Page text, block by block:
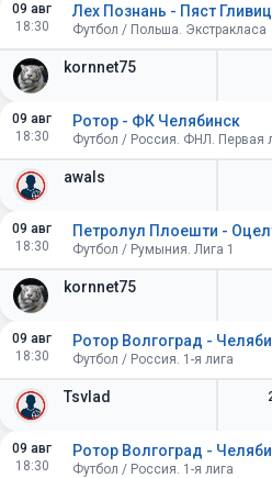
09 авг
18:30
kornnet75
Лех Познань - Пяст
Футбол / Польша. Экстракласа
09 авг
18:30
awals
Ротор - ФК Челябинск
Футбол / Россия. ФНЛ. Первая
09 авг
18:30
kornnet75
Петролул Плоешти -
Футбол / Румыния. Лига 1
09 авг
18:30
Tsvlad
Ротор Волгоград -
Футбол / Россия. 1-я лига
09 авг
18:30
Ротор Волгоград -
Футбол / Россия. 1-я лига